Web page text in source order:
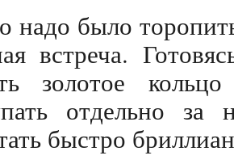
надо было
встреча.
золотое
отдельно
быстро